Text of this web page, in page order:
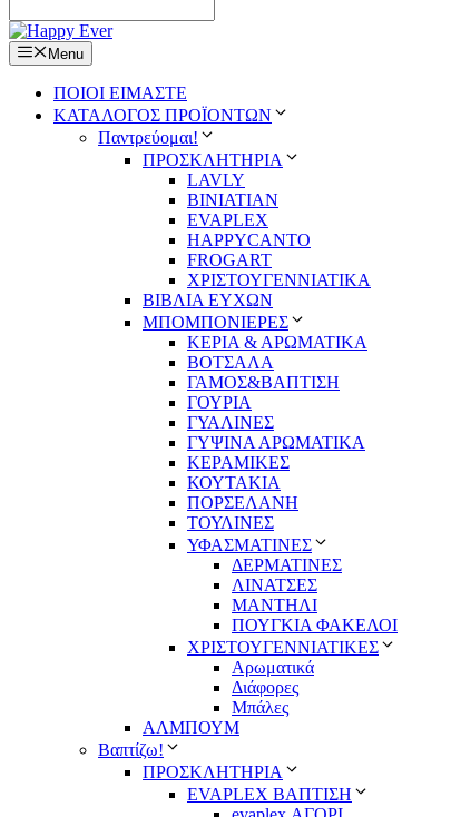
Menu
ΠΟΙΟΙ ΕΙΜΑΣΤΕ
ΚΑΤΑΛΟΓΟΣ ΠΡΟΪΟΝΤΩΝ
Παντρεύομαι!
ΠΡΟΣΚΛΗΤΗΡΙΑ
LAVLY
BINIATIAN
EVAPLEX
HAPPYCANTO
FROGART
ΧΡΙΣΤΟΥΓΕΝΝΙΑΤΙΚΑ
ΒΙΒΛΙΑ ΕΥΧΩΝ
ΜΠΟΜΠΟΝΙΕΡΕΣ
ΚΕΡΙΑ & ΑΡΩΜΑΤΙΚΑ
ΒΟΤΣΑΛΑ
ΓΑΜΟΣ&ΒΑΠΤΙΣΗ
ΓΟΥΡΙΑ
ΓΥΑΛΙΝΕΣ
ΓΥΨΙΝΑ ΑΡΩΜΑΤΙΚΑ
ΚΕΡΑΜΙΚΕΣ
ΚΟΥΤΑΚΙΑ
ΠΟΡΣΕΛΑΝΗ
ΤΟΥΛΙΝΕΣ
ΥΦΑΣΜΑΤΙΝΕΣ
ΔΕΡΜΑΤΙΝΕΣ
ΛΙΝΑΤΣΕΣ
ΜΑΝΤΗΛΙ
ΠΟΥΓΚΙΑ ΦΑΚΕΛΟΙ
ΧΡΙΣΤΟΥΓΕΝΝΙΑΤΙΚΕΣ
Αρωματικά
Διάφορες
Μπάλες
ΑΛΜΠΟΥΜ
Βαπτίζω!
ΠΡΟΣΚΛΗΤΗΡΙΑ
EVAPLEX ΒΑΠΤΙΣΗ